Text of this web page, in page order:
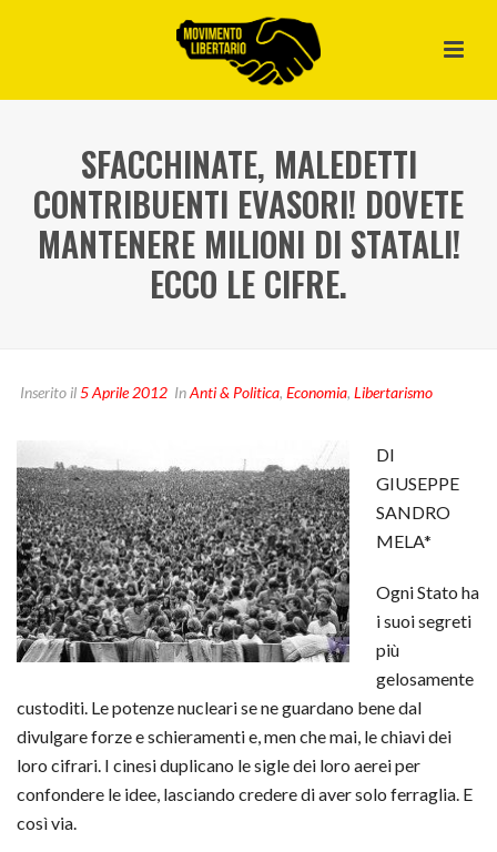
SFACCHINATE, MALEDETTI
CONTRIBUENTI EVASORI! DOVETE
MANTENERE MILIONI DI STATALI!
ECCO LE CIFRE.
Inserito il5 Aprile 2012 InAnti & Politica, Economia, Libertarismo
DI
GIUSEPPE
SANDRO
MELA*
Ogni Stato ha
i suoi segreti
più
gelosamente
custoditi. Le potenze nucleari se ne guardano bene dal
divulgare forze e schieramenti e, men che mai, le chiavi dei
loro cifrari. I cinesi duplicano le sigle dei loro aerei per
confondere le idee, lasciando credere di aver solo ferraglia. E
così via.